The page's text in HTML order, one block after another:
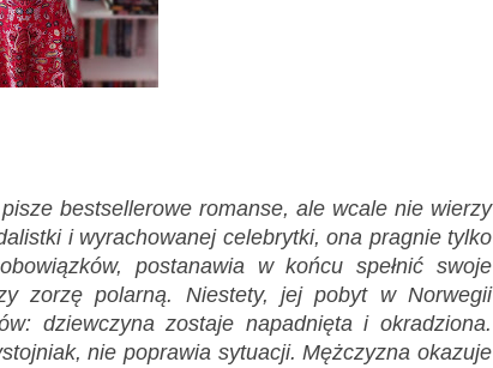
bestsellerowe romanse, ale wcale nie wierzy
i wyrachowanej celebrytki, ona pragnie tylko
postanawia w końcu spełnić swoje
zorzę polarną. Niestety, jej pobyt w Norwegii
dziewczyna zostaje napadnięta i okradziona.
nie poprawia sytuacji. Mężczyzna okazuje